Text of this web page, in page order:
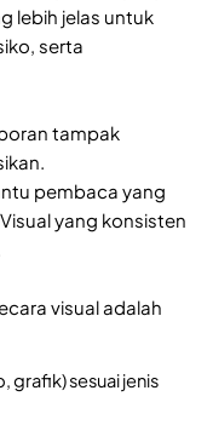
lebih jelas untuk
serta
tampak
pembaca yang
yang konsisten
visual adalah
grafik) sesuai jenis